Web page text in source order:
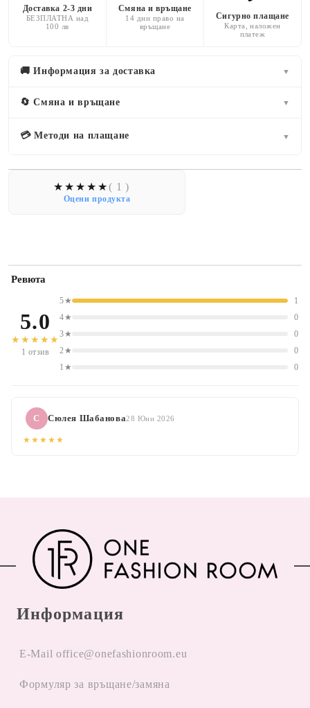
Доставка 2-3 дни
БЕЗПЛАТНА над
100 лв
Смяна и връщане
14 дни право на
връщане
Сигурно плащане
Карта, наложен
платеж
🚚 Информация за доставка ▼
🔄 Смяна и връщане ▼
💳 Методи на плащане ▼
( 1 )
Оцени продукта
Ревюта
5.0
★★★★★
1 отзив
5★
1
4★
0
3★
0
2★
0
1★
0
С Сюлея Шабанова28 Юни 2026
★★★★★
Информация
E-Mail office@onefashionroom.eu
Формуляр за връщане/замяна